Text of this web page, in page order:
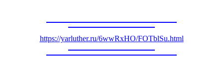
https://yarluther.ru/6wwRxHO/FOTblSu.html